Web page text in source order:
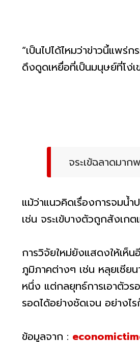
“เป็นไปได้ไหมว่าข่าวนี้แพร่
ดึงดูดเหยื่อที่เป็นมนุษย์ที่โง่
จระเข้ฉลาดมาก
แม้ว่าแนวคิดเรื่องการจมน้
เช่น จระเข้บางตัวถูกสังเก
การวิจัยใหม่ยังแสดงให้เห็น
ภูมิภาคต่างๆ เช่น หลุยเซีย
หนึ่ง แต่กลยุทธ์การเอาตัวร
รอดได้อย่างชัดเจน อย่าง
ข้อมูลจาก :